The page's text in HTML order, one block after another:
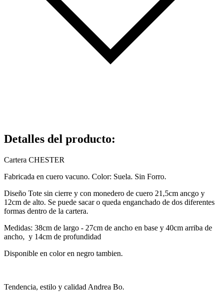
Detalles del producto:
Cartera CHESTER
Fabricada en cuero vacuno. Color: Suela. Sin Forro.
Diseño Tote sin cierre y con monedero de cuero 21,5cm ancgo y
12cm de alto. Se puede sacar o queda enganchado de dos diferentes
formas dentro de la cartera.
Medidas: 38cm de largo - 27cm de ancho en base y 40cm arriba de
ancho, y 14cm de profundidad
Disponible en color en negro tambien.
Tendencia, estilo y calidad Andrea Bo.